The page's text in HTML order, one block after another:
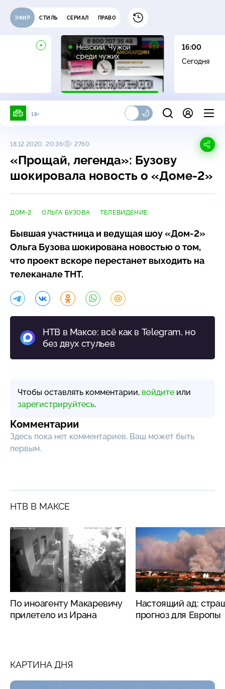
ЭФИР СТИЛЬ СЕРИАЛ ПРАВО
Невский. Чужой
среди чужих
16+
16:00
Сегодня
18+
18.12.2020, 20:36 2760
«Прощай, легенда»: Бузову
шокировала новость о «Доме-2»
ДОМ-2 ОЛЬГА БУЗОВА ТЕЛЕВИДЕНИЕ
Бывшая участница и ведущая шоу«Дом-2»
Ольга Бузова шокирована новостью о том,
что проект вскоре перестанет выходить на
телеканале ТНТ.
НТВ в Максе: всё как в Telegram, но
без двух стульев
Чтобы оставлять комментарии, войдите или
зарегистрируйтесь.
Комментарии
Здесь пока нет комментариев, Ваш может быть
первым.
НТВ В МАКСЕ
По иноагенту Макаревичу
прилетело из Ирана
Настоящий ад:
прогноз для Европы
КАРТИНА ДНЯ